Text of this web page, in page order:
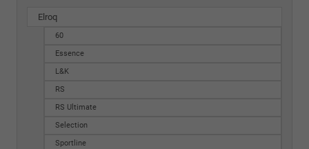
Elroq
60
Essence
L&K
RS
RS Ultimate
Selection
Sportline